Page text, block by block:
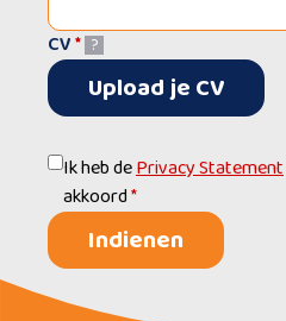
CV* ?
Upload je CV
Ik heb dePrivacy Statement
akkoord*
Indienen